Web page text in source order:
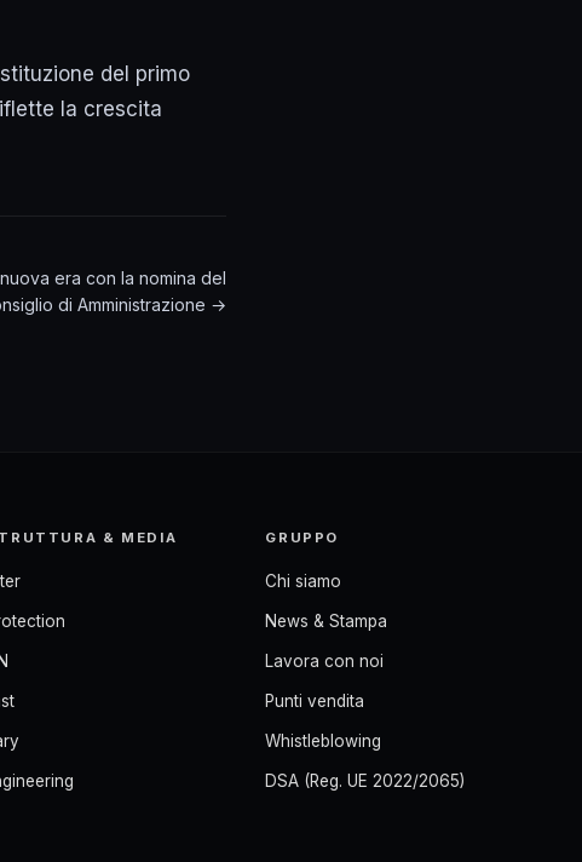
del primo
la crescita
era con la nomina del
di Amministrazione →
& MEDIA GRUPPO
Chi siamo
News & Stampa
Lavora con noi
Punti vendita
Whistleblowing
DSA (Reg. UE 2022/2065)